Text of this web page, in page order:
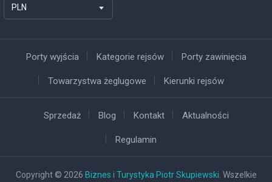
PLN
Porty wyjścia Kategorie rejsów Porty zawinięcia
Towarzystwa żeglugowe Kierunki rejsów
Sprzedaż Blog Kontakt Aktualności
Regulamin
Copyright © 2026 Biznes i Turystyka Piotr Skupiewski . Wszelkie